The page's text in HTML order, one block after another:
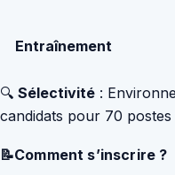
Entraînement
🔍 Sélectivité :
candidats pour 70
📝Comment s’inscrire ?